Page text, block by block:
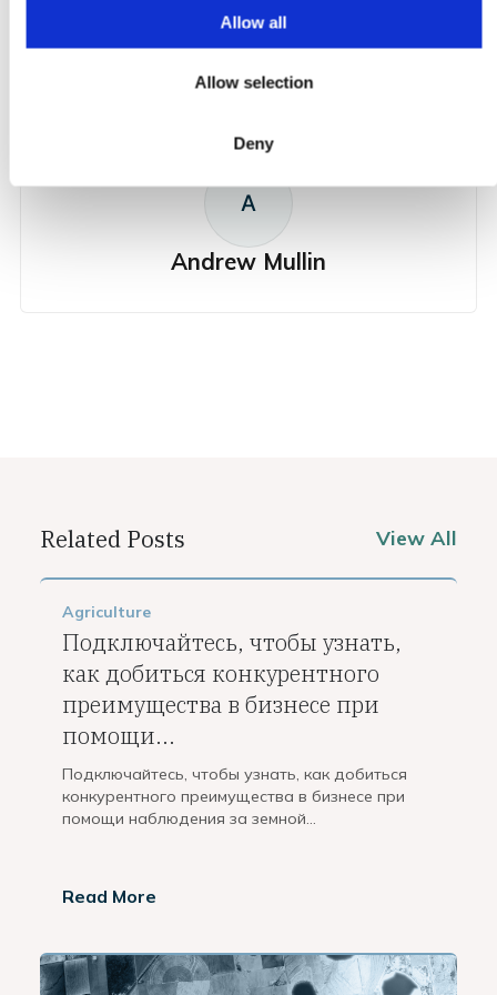
Allow all
Allow selection
Deny
A
Andrew Mullin
Related Posts View All
Agriculture
Подключайтесь, чтобы узнать,
как добиться конкурентного
преимущества в бизнесе при
помощи...
Подключайтесь, чтобы узнать, как добиться
конкурентного преимущества в бизнесе при
помощи наблюдения за земной...
Read More